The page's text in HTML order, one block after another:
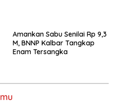
Amankan Sabu Senilai Rp 9,3
M, BNNP Kalbar Tangkap
Enam Tersangka